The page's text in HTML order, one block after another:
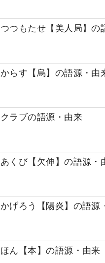
つつもたせ【美人局】の
からす【烏】の語源・由
クラブの語源・由来
あくび【欠伸】の語源・
かげろう【陽炎】の語源
ほん【本】の語源・由来